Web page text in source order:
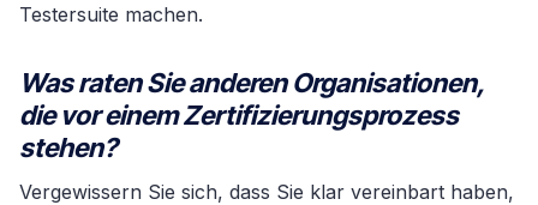
Testersuite machen.
Was raten Sie anderen Organisationen,
die vor einem Zertifizierungsprozess
stehen?
Vergewissern Sie sich, dass Sie klar vereinbart haben,